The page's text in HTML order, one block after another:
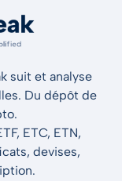
suit et analyse
Du dépôt de
ETC, ETN,
devises,